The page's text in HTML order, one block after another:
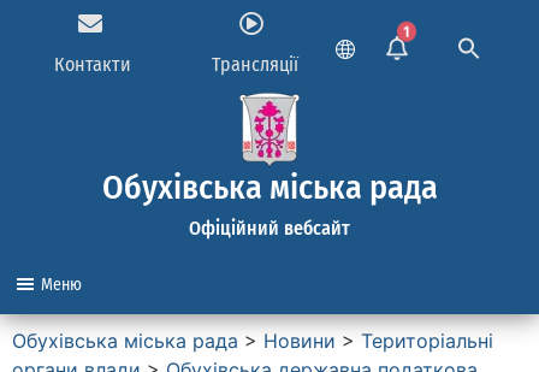
Контакти Трансляції
1
Обухівська міська рада
Офіційний вебсайт
Меню
Обухівська міська рада > Новини > Територіальні